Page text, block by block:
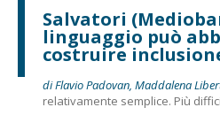
Salvatori
linguaggio può
costruire
di Flavio Padovan, Maddalena
relativamente semplice. Più